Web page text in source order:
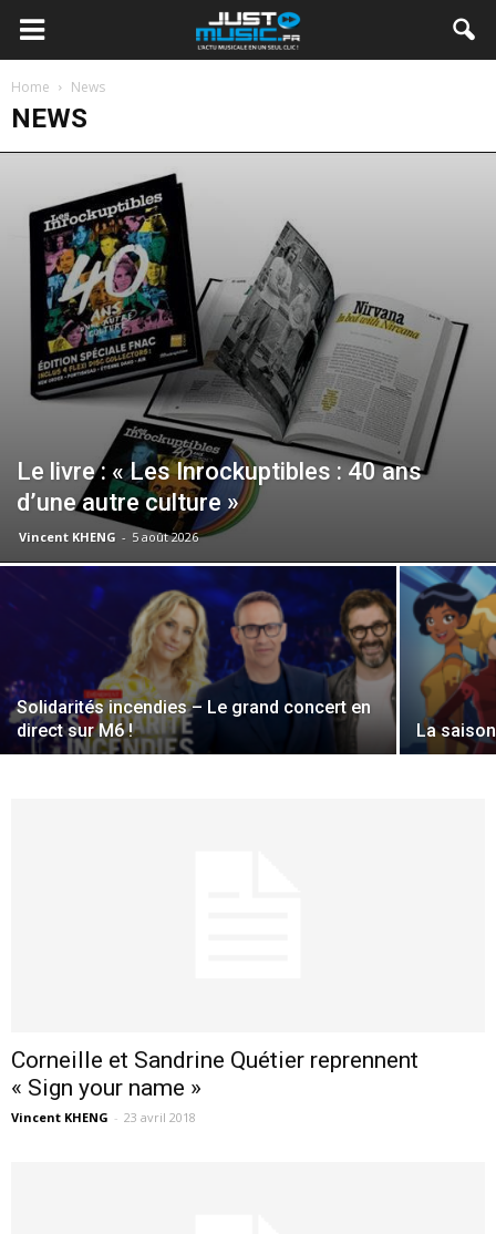
Home News
NEWS
Le livre : « Les Inrockuptibles : 40 ans
d’une autre culture »
Vincent KHENG - 5 août 2026
Solidarités incendies – Le grand concert en
direct sur M6 !
La
Corneille et Sandrine Quétier reprennent
« Sign your name »
Vincent KHENG - 23 avril 2018